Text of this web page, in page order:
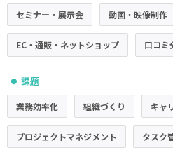
セミナー・展示会 動画・映像制作
EC・通販・ネットショップ 口コミ
● 課題
業務効率化 組織づくり キャ
プロジェクトマネジメント タスク